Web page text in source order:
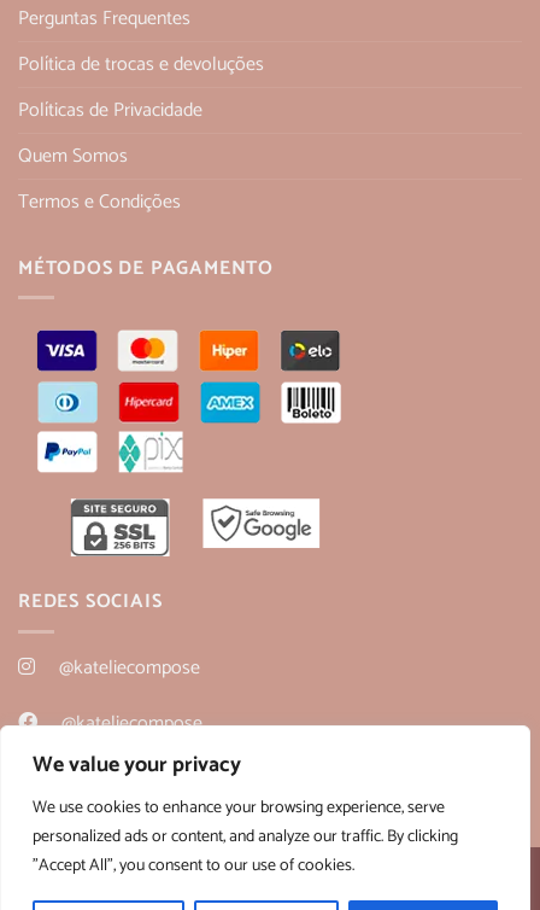
We value your privacy
We use cookies to enhance your browsing experience, serve
personalized ads or content, and analyze our traffic. By clicking
"Accept All", you consent to our use of cookies.
Perguntas Frequentes
Política de trocas e devoluções
Políticas de Privacidade
Quem Somos
Termos e Condições
MÉTODOS DE PAGAMENTO
REDES SOCIAIS
@kateliecompose
@kateliecompose
@kateliecompose